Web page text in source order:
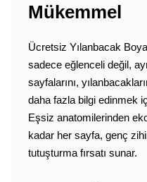
Mükemmel
Ücretsiz Yılanbacak
sadece eğlenceli değil,
sayfalarını,
daha fazla bilgi edinmek
Eşsiz anatomilerinden
kadar her sayfa, genç
tutuşturma fırsatı sunar.